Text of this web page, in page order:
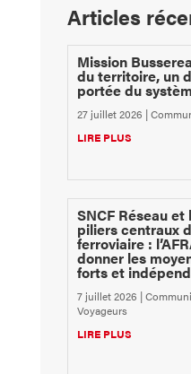
Articles
Mission
du territoire, un
portée du
27 juillet 2026 |
LIRE PLUS
SNCF Réseau et
piliers centraux
ferroviaire :
donner les
forts et
7 juillet 2026 |
Voyageurs
LIRE PLUS